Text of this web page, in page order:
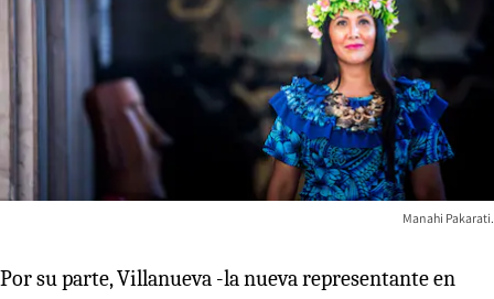
Manahi Pakarati.
Por su parte, Villanueva -la nueva representante en